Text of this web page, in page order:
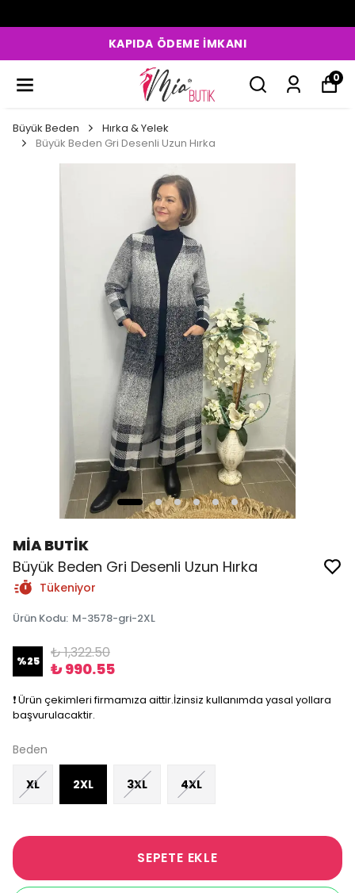
KAPIDA ÖDEME İMKANI
0
Büyük Beden
Hırka & Yelek
Büyük Beden Gri Desenli Uzun Hırka
MİA BUTİK
Büyük Beden Gri Desenli Uzun Hırka
Tükeniyor
Ürün Kodu: M-3578-gri-2XL
%25 ₺ 1,322.50
₺ 990.55
❗️ Ürün çekimleri firmamıza aittir.İzinsiz kullanımda yasal yollara
başvurulacaktir.
Beden
XL 2XL 3XL 4XL
SEPETE EKLE